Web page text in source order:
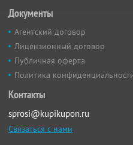
Документы
Агентский договор
Лицензионный договор
Публичная оферта
Политика
Контакты
sprosi@kupikupon.ru
Связаться с нами